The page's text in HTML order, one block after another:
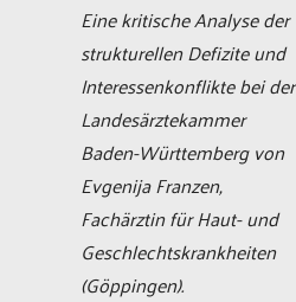
Eine kritische Analyse der
strukturellen Defizite und
Interessenkonflikte bei der
Landesärztekammer
Baden-Württemberg von
Evgenija Franzen,
Fachärztin für Haut- und
Geschlechtskrankheiten
(Göppingen).